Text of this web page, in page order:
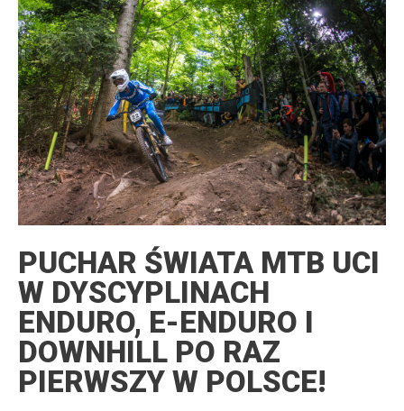
PUCHAR ŚWIATA MTB UCI
W DYSCYPLINACH
ENDURO, E-ENDURO I
DOWNHILL PO RAZ
PIERWSZY W POLSCE!